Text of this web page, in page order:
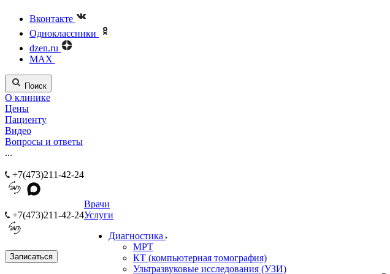
Вконтакте
Одноклассники
dzen.ru
MAX
Поиск
О клинике
Цены
Пациенту
Видео
Вопросы и ответы
...
+7(473)211-42-24
+7(473)211-42-24
Записаться
Врачи
Услуги
Диагностика
МРТ
КТ (компьютерная томография)
Ультразвуковые исследования (УЗИ)